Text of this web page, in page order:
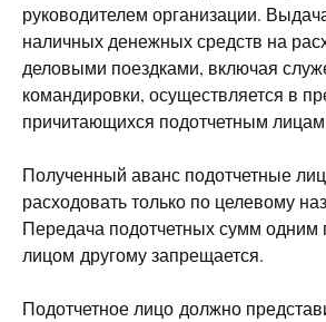
руководителем организации.
наличных денежных средств на
деловыми поездками, включая
командировки, осуществляется в
причитающихся подотчетным лицам
Полученный аванс подотчетные
расходовать только по целевому
Передача подотчетных сумм одним
лицом другому запрещается.
Подотчетное лицо должно